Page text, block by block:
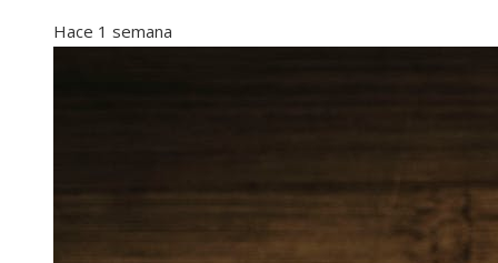
Hace 1 semana